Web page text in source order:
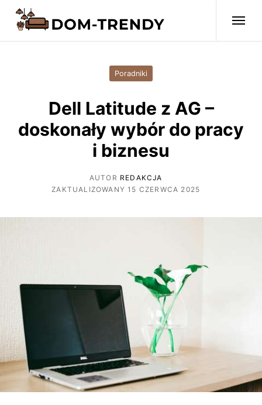
Poradniki
Dell Latitude z AG –
doskonały wybór do pracy
i biznesu
AUTOR REDAKCJA
ZAKTUALIZOWANY 15 CZERWCA 2025